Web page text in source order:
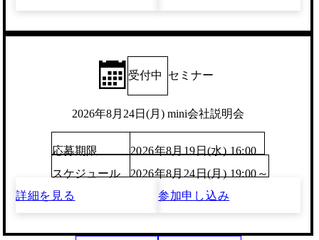
受付中 セミナー
2026年8月24日(月) mini会社説明会
応募期限
2026年8月19日(水) 16:00
スケジュール
2026年8月24日(月) 19:00～
詳細を見る
参加申し込み